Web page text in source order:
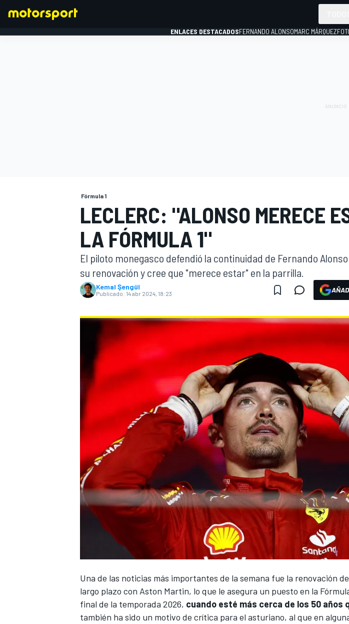
WEC FÓRMULA E
ENLACES DESTACADOSFERNANDO ALONSOMARC MÁRQUEZ
Fórmula 1
LECLERC: "ALONSO MERECE
LA FÓRMULA 1"
El piloto monegasco defendió la continuidad de Fernando
su renovación y cree que "merece estar" en la parrilla.
Kemal Şengül
Publicado: 14 abr 2024, 18:23
Una de las noticias más importantes de la semana fue la renovación
largo plazo con Aston Martin, lo que le asegura un puesto en la
final de la temporada 2026, cuando esté más cerca de los 50 años
también ha sido un motivo de crítica para el asturiano, al que en